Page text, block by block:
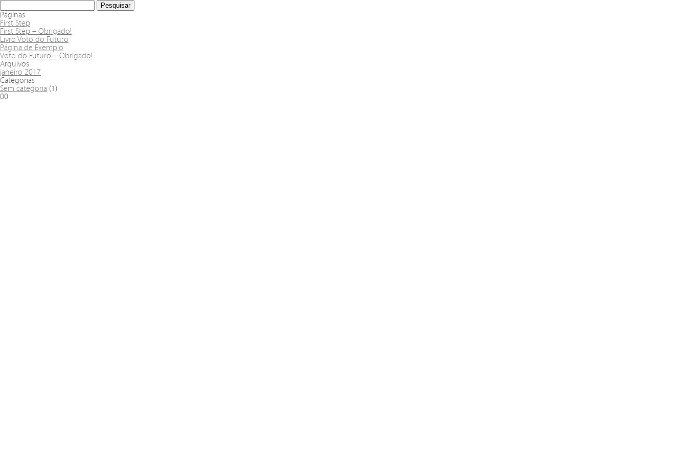
Páginas
First Step
First Step – Obrigado!
Livro Voto do Futuro
Página de Exemplo
Voto do Futuro – Obrigado!
Arquivos
janeiro 2017
Categorias
Sem categoria (1)
00